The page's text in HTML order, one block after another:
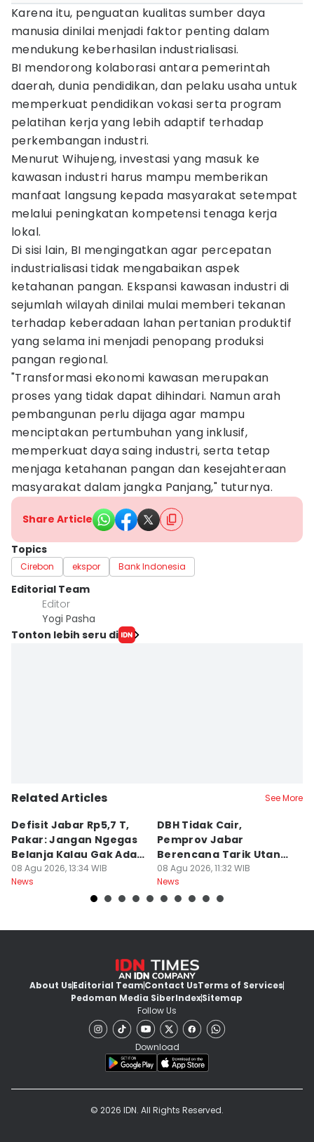
Karena itu, penguatan kualitas sumber daya
manusia dinilai menjadi faktor penting dalam
mendukung keberhasilan industrialisasi.
BI mendorong kolaborasi antara pemerintah
daerah, dunia pendidikan, dan pelaku usaha untuk
memperkuat pendidikan vokasi serta program
pelatihan kerja yang lebih adaptif terhadap
perkembangan industri.
Menurut Wihujeng, investasi yang masuk ke
kawasan industri harus mampu memberikan
manfaat langsung kepada masyarakat setempat
melalui peningkatan kompetensi tenaga kerja
lokal.
Di sisi lain, BI mengingatkan agar percepatan
industrialisasi tidak mengabaikan aspek
ketahanan pangan. Ekspansi kawasan industri di
sejumlah wilayah dinilai mulai memberi tekanan
terhadap keberadaan lahan pertanian produktif
yang selama ini menjadi penopang produksi
pangan regional.
"Transformasi ekonomi kawasan merupakan
proses yang tidak dapat dihindari. Namun arah
pembangunan perlu dijaga agar mampu
menciptakan pertumbuhan yang inklusif,
memperkuat daya saing industri, serta tetap
menjaga ketahanan pangan dan kesejahteraan
masyarakat dalam jangka Panjang," tuturnya.
Share Article
Topics
Cirebon ekspor Bank Indonesia
Editorial Team
Editor
Yogi Pasha
Tonton lebih seru di
Related Articles See More
Defisit Jabar Rp5,7 T,
Pakar: Jangan Ngegas
Belanja Kalau Gak Ada
Duit
08 Agu 2026, 13:34 WIB
News
DBH Tidak Cair,
Pemprov Jabar
Berencana Tarik Utang
Rp3,4 Triliun
08 Agu 2026, 11:32 WIB
News
About UsEditorial TeamContact UsTerms of Services
Pedoman Media SiberIndexSitemap
Follow Us
Download
© 2026 IDN. All Rights Reserved.